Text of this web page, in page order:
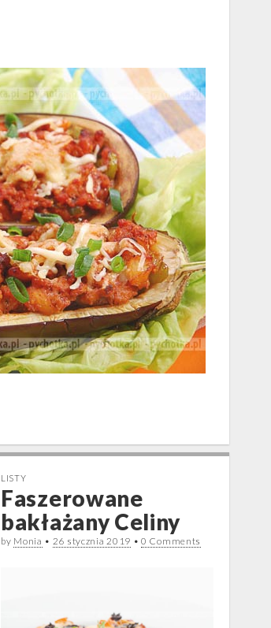
LISTY
Faszerowane
bakłażany Celiny
by Monia • 26 stycznia 2019 •0 Comments